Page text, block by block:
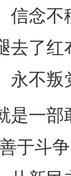
信念
去了
永不
一部
于斗